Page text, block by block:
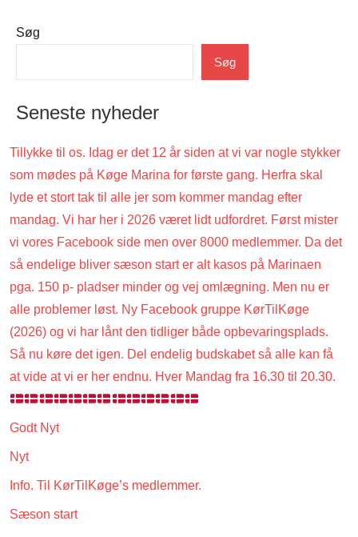
Søg
Søg
Seneste nyheder
Tillykke til os. Idag er det 12 år siden at vi var nogle stykker
som mødes på Køge Marina for første gang. Herfra skal
lyde et stort tak til alle jer som kommer mandag efter
mandag. Vi har her i 2026 været lidt udfordret. Først mister
vi vores Facebook side men over 8000 medlemmer. Da det
så endelige bliver sæson start er alt kasos på Marinaen
pga. 150 p- pladser minder og vej omlægning. Men nu er
alle problemer løst. Ny Facebook gruppe KørTilKøge
(2026) og vi har lånt den tidliger både opbevaringsplads.
Så nu køre det igen. Del endelig budskabet så alle kan få
at vide at vi er her endnu. Hver Mandag fra 16.30 til 20.30.
Godt Nyt
Nyt
Info. Til KørTilKøge’s medlemmer.
Sæson start